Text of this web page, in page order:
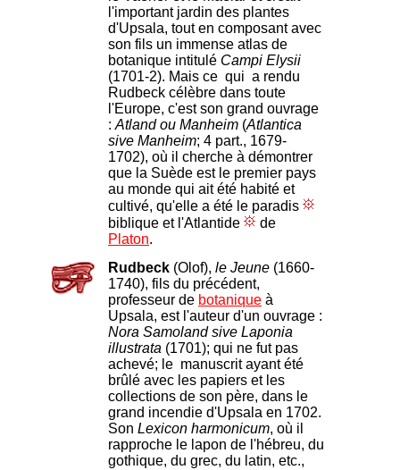
l'important jardin des plantes
d'Upsala, tout en composant avec
son fils un immense atlas de
botanique intitulé Campi Elysii
(1701-2). Mais ce qui a rendu
Rudbeck célèbre dans toute
l'Europe, c'est son grand ouvrage
: Atland ou Manheim (Atlantica
sive Manheim; 4 part., 1679-
1702), où il cherche à démontrer
que la Suède est le premier pays
au monde qui ait été habité et
cultivé, qu'elle a été le paradis
biblique et l'Atlantide
de
Platon.
Rudbeck (Olof), le Jeune (1660-
1740), fils du précédent,
professeur de botanique à
Upsala, est l'auteur d'un ouvrage :
Nora Samoland sive Laponia
illustrata (1701); qui ne fut pas
achevé; le manuscrit ayant été
brûlé avec les papiers et les
collections de son père, dans le
grand incendie d'Upsala en 1702.
Son Lexicon harmonicum, où il
rapproche le lapon de l'hébreu, du
gothique, du grec, du latin, etc.,